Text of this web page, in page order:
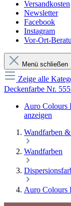
Versandkosten
Newsletter
Facebook
Instagram
Vor-Ort-
Menü schließen
Zeige alle
Deckenfarbe Nr. 555
Auro Colours
anzeigen
Wandfarben
Wandfarben
Auro Colours